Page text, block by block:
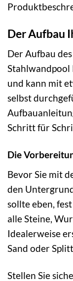
Der Aufbau
Der Aufbau
Stahlwandpool
und kann mit
selbst
Schritt für
Die
Bevor Sie mit
den
sollte eben,
alle Steine,
Idealerweise
Sand oder
Stellen Sie